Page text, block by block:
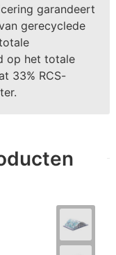
garandeert
gerecyclede
op het totale
33% RCS-